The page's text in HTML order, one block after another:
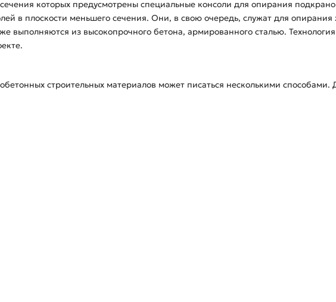
которых предусмотрены специальные консоли для опирания
в плоскости меньшего сечения. Они, в свою очередь, служат для
выполняются из высокопрочного бетона, армированного сталью.
строительных материалов может писаться несколькими способами.